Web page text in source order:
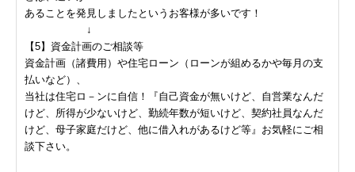
あることを発見しましたというお客様が多いです！
↓
【5】資金計画のご相談等
資金計画（諸費用）や住宅ローン（ローンが組めるかや毎月の支
払いなど）、
当社は住宅ロ－ンに自信！『自己資金が無いけど、自営業なんだ
けど、所得が少ないけど、勤続年数が短いけど、契約社員なんだ
けど、母子家庭だけど、他に借入れがあるけど等』お気軽にご相
談下さい。